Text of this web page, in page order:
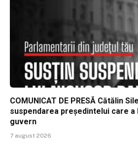
COMUNICAT DE PRESĂ Cătălin
suspendarea președintelui care a
guvern
7 august 2026